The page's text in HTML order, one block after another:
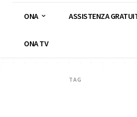
ONA ASSISTENZA
ONA TV
TAG